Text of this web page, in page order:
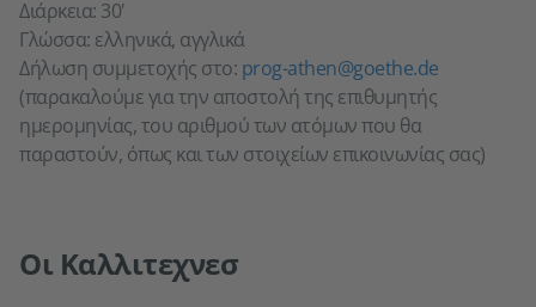
Διάρκεια: 30'
Γλώσσα: ελληνικά, αγγλικά
Δήλωση συμμετοχής στο: prog-athen@goethe.de
(παρακαλούμε για την αποστολή της επιθυμητής
ημερομηνίας, του αριθμού των ατόμων που θα
παραστούν, όπως και των στοιχείων επικοινωνίας σας)
Οι Καλλιτεχνεσ